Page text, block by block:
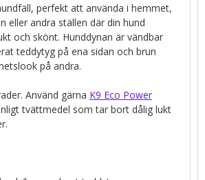
perfekt att använda i hemmet,
eller andra ställen där din hund
och skönt. Hunddynan är vändbar
teddytyg på ena sidan och brun
på andra.
Använd gärna K9 Eco Power
tvättmedel som tar bort dålig lukt